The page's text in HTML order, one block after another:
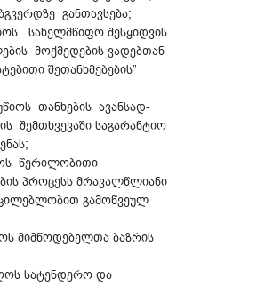
განთავსება;
სახელმწიფო შესყიდვის
მოქმედების ვადებთან
შეთანხმებების”
თანხების ავანსად-
შემთხვევაში საგარანტიო
წერილობითი
პროცესს მრავალწლიანი
გამოწვეულ
მიმწოდებელთა ბაზრის
სატენდერო და